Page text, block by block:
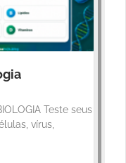
Teste seus
vírus,